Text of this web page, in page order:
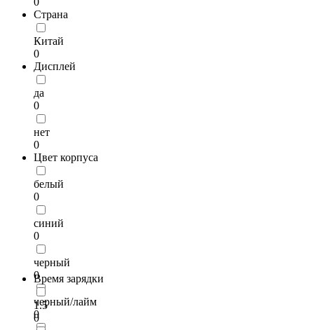
Страна
Китай
0
Дисплей
да
0
нет
0
Цвет корпуса
белый
0
синий
0
черный
0
черный/лайм
0
Время зарядки
1.5
0